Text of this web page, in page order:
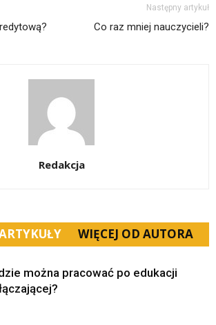
Następny artykuł
Co raz mniej nauczycieli?
Redakcja
WIĘCEJ OD AUTORA
można pracować po edukacji